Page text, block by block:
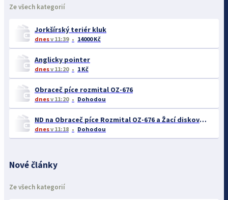
Ze všech kategorií
Jorkšírský teriér kluk
dnesv 11:39 14000 Kč
Anglicky pointer
dnesv 11:20 1 Kč
Obraceč píce rozmital OZ-676
dnesv 11:20 Dohodou
ND na Obraceč píce Rozmital OZ-676 a Žací diskový stroj SD-300C
dnesv 11:18 Dohodou
Nové články
Ze všech kategorií